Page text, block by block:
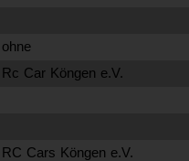
ohne
Rc Car Köngen e.V.
RC Cars Köngen e.V.